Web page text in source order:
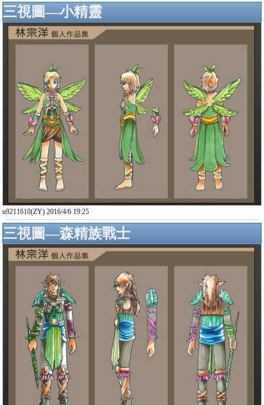
三視圖—小精靈
u9211610(ZY) 2016/4/6 19:25
三視圖—森精族戰士